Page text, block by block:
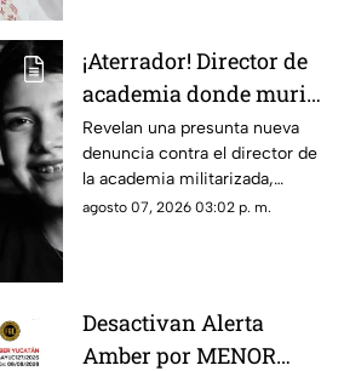
¡Aterrador! Director de
academia donde murió
Dafne enfrena nueva
ACUSACIÓN contra otra
MENOR; esto se sabe
Revelan una presunta nueva
denuncia contra el director de
la academia militarizada,
donde murió la menor Dafne
agosto 07, 2026 03:02 p. m.
Desactivan Alerta
Amber por MENOR